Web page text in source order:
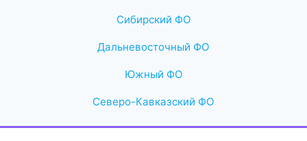
Сибирский ФО
Дальневосточный ФО
Южный ФО
Северо-Кавказский ФО